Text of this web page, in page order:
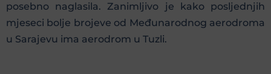
posebno naglasila. Zanimljivo je kako posljednjih
mjeseci bolje brojeve od Međunarodnog aerodroma
u Sarajevu ima aerodrom u Tuzli.